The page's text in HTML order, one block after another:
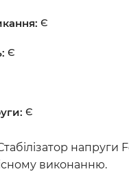
Є
Є
Є
виконанню.